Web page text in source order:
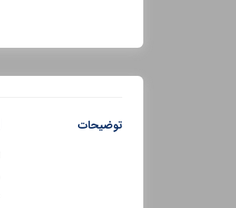
توضیحات